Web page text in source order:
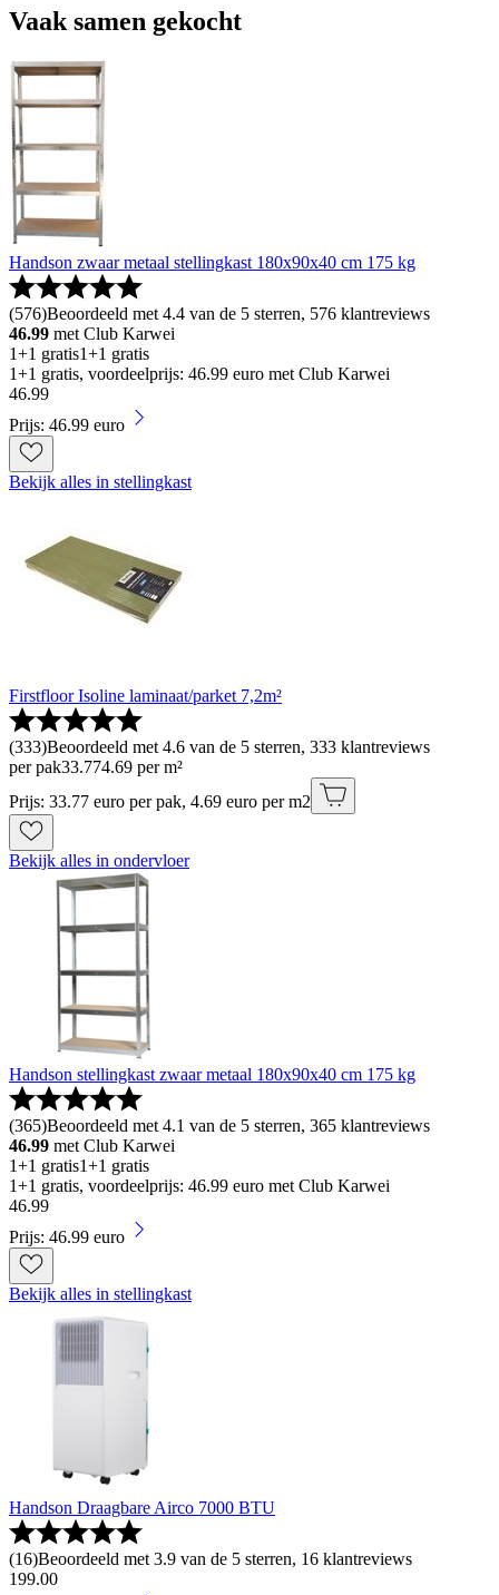
Vaak samen gekocht
Handson zwaar metaal stellingkast 180x90x40 cm 175 kg
(576)Beoordeeld met 4.4 van de 5 sterren, 576 klantreviews
46.99 met Club Karwei
1+1 gratis1+1 gratis
1+1 gratis, voordeelprijs: 46.99 euro met Club Karwei
46.99
Prijs: 46.99 euro
Bekijk alles in stellingkast
Firstfloor Isoline laminaat/parket 7,2m²
(333)Beoordeeld met 4.6 van de 5 sterren, 333 klantreviews
per pak33.774.69 per m²
Prijs: 33.77 euro per pak, 4.69 euro per m2
Bekijk alles in ondervloer
Handson stellingkast zwaar metaal 180x90x40 cm 175 kg
(365)Beoordeeld met 4.1 van de 5 sterren, 365 klantreviews
46.99 met Club Karwei
1+1 gratis1+1 gratis
1+1 gratis, voordeelprijs: 46.99 euro met Club Karwei
46.99
Prijs: 46.99 euro
Bekijk alles in stellingkast
Handson Draagbare Airco 7000 BTU
(16)Beoordeeld met 3.9 van de 5 sterren, 16 klantreviews
199.00